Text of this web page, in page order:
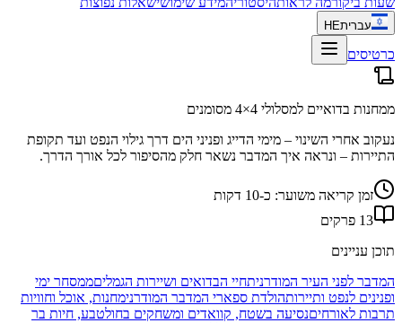
עבריתHE
כרטיסים
ממחנות בדואיים למסלולי 4×4 מסומנים
נעקוב אחרי השינוי – מימי הדייג ופניני הים דרך גילוי הנפט ועד תקופת
התיירות – ונראה איך המדבר נשאר חלק מהסיפור לכל אורך הדרך.
זמן קריאה משוער: כ‑10 דקות
13 פרקים
תוכן עניינים
המדבר לפני העיר המודרניתחיי הבדואים ושיירות הגמליםממסחר ימי
ופנינים לנפט ותיירותהולדת ספארי המדבר המודרנימחנות, אוכל וחוויות
תרבות לאורחיםנסיעה בשטח, קוואדים ומשחקים בחולטבע, חיות בר